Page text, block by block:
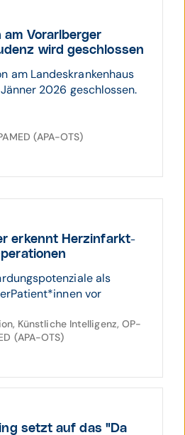
Vorarl­berger
wird geschlos­sen
am Landeskrankenhaus
2026 geschlossen.
(APA-OTS)
erkennt Herz­infarkt­
als
vor
Künstliche Intelligenz, OP-
(APA-OTS)
setzt auf das "Da